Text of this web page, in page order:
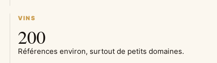
VINS
200
Références environ, surtout de petits domaines.